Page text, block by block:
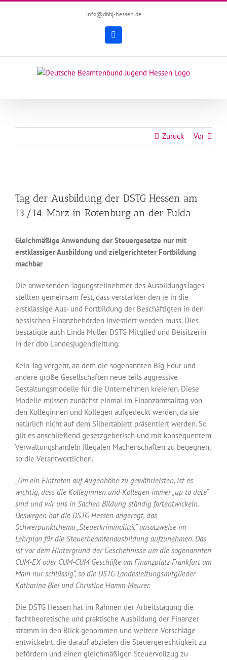
info@dbbj-hessen.de
Facebook
Zurück Vor
grösseres
Bild
Tag der Ausbildung der DSTG Hessen am
13./14. März in Rotenburg an der Fulda
Gleichmäßige Anwendung der Steuergesetze nur mit
erstklassiger Ausbildung und zielgerichteter Fortbildung
machbar
Die anwesenden Tagungsteilnehmer des AusbildungsTages
stellten gemeinsam fest, dass verstärkter den je in die
erstklassige Aus- und Fortbildung der Beschäftigten in den
hessischen Finanzbehörden investiert werden muss. Dies
bestätigte auch Linda Müller DSTG Mitglied und Beisitzerin
in der dbb Landesjugendleitung.
Kein Tag vergeht, an dem die sogenannten Big-Four und
andere große Gesellschaften neue teils aggressive
Gestaltungsmodelle für die Unternehmen kreieren. Diese
Modelle müssen zunächst einmal im Finanzamtsalltag von
den Kolleginnen und Kollegen aufgedeckt werden, da sie
natürlich nicht auf dem Silbertablett präsentiert werden. So
gilt es anschließend gesetzgeberisch und mit konsequentem
Verwaltungshandeln illegalen Machenschaften zu begegnen,
so die Verantwortlichen.
„Um ein Eintreten auf Augenhöhe zu gewährleisten, ist es
wichtig, dass die Kolleginnen und Kollegen immer „up to date“
sind und wir uns in Sachen Bildung ständig fortentwickeln.
Deswegen hat die DSTG Hessen angeregt, das
Schwerpunktthema „Steuerkriminalität“ ansatzweise im
Lehrplan für die Steuerbeamtenausbildung aufzunehmen. Das
ist vor dem Hintergrund der Geschehnisse um die sogenannten
CUM-EX oder CUM-CUM Geschäfte am Finanzplatz Frankfurt am
Main nur schlüssig“, so die DSTG Landesleitungsmitglieder
Katharina Blei und Christine Hamm-Meurer.
Die DSTG Hessen hat im Rahmen der Arbeitstagung die
fachtheoretische und praktische Ausbildung der Finanzer
stramm in den Blick genommen und weitere Vorschläge
entwickelnt, die darauf abzielen die Steuergerechtigkeit zu
befördern und einen gleichmäßigen Steuervollzug zu